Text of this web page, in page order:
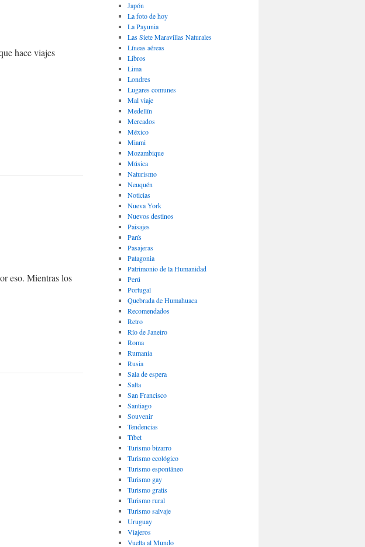
hace viajes
eso. Mientras los
Japón
La foto de hoy
La Payunia
Las Siete Maravillas Naturales
Lí­neas aéreas
Libros
Lima
Londres
Lugares comunes
Mal viaje
Medellín
Mercados
México
Miami
Mozambique
Música
Naturismo
Neuquén
Noticias
Nueva York
Nuevos destinos
Paisajes
Parí­s
Pasajeras
Patagonia
Patrimonio de la Humanidad
Perú
Portugal
Quebrada de Humahuaca
Recomendados
Retro
Río de Janeiro
Roma
Rumania
Rusia
Sala de espera
Salta
San Francisco
Santiago
Souvenir
Tendencias
Tíbet
Turismo bizarro
Turismo ecológico
Turismo espontáneo
Turismo gay
Turismo gratis
Turismo rural
Turismo salvaje
Uruguay
Viajeros
Vuelta al Mundo